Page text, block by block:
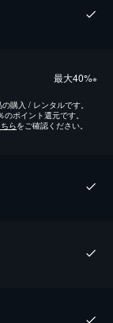
最⼤40%※
購入 / レンタルです。
ポイント還元です。
らをご確認ください。